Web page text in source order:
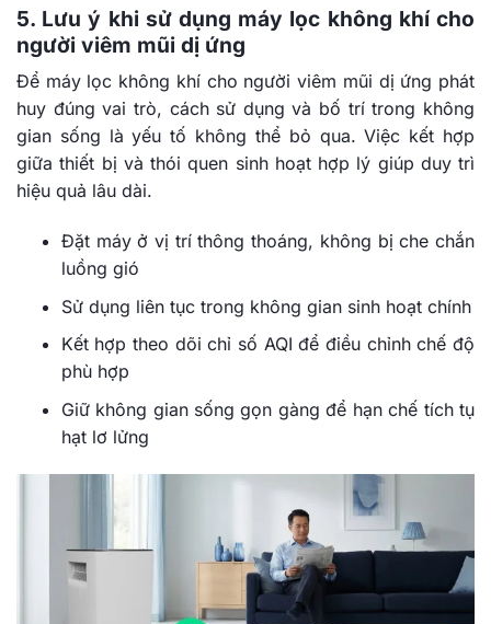
5. Lưu ý khi sử dụng máy lọc không khí cho
người viêm mũi dị ứng
Để máy lọc không khí cho người viêm mũi dị ứng phát
huy đúng vai trò, cách sử dụng và bố trí trong không
gian sống là yếu tố không thể bỏ qua. Việc kết hợp
giữa thiết bị và thói quen sinh hoạt hợp lý giúp duy trì
hiệu quả lâu dài.
Đặt máy ở vị trí thông thoáng, không bị che chắn
luồng gió
Sử dụng liên tục trong không gian sinh hoạt chính
Kết hợp theo dõi chỉ số AQI để điều chỉnh chế độ
phù hợp
Giữ không gian sống gọn gàng để hạn chế tích tụ
hạt lơ lửng